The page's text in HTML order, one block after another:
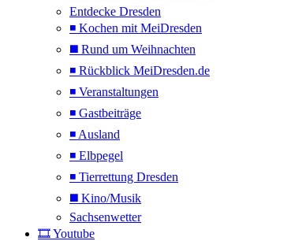
Entdecke Dresden
◾ Kochen mit MeiDresden
◼️ Rund um Weihnachten
◾ Rückblick MeiDresden.de
◾ Veranstaltungen
◾ Gastbeiträge
◾ Ausland
◾ Elbpegel
◾ Tierrettung Dresden
◼️ Kino/Musik
Sachsenwetter
🎞️ Youtube